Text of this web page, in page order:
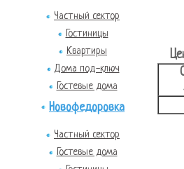
Частный сектор
Гостиницы
Квартиры
Дома под-ключ
Гостевые дома
Новофедоровка
Частный сектор
Гостевые дома